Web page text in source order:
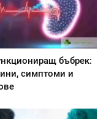
бъбрек:
симптоми и